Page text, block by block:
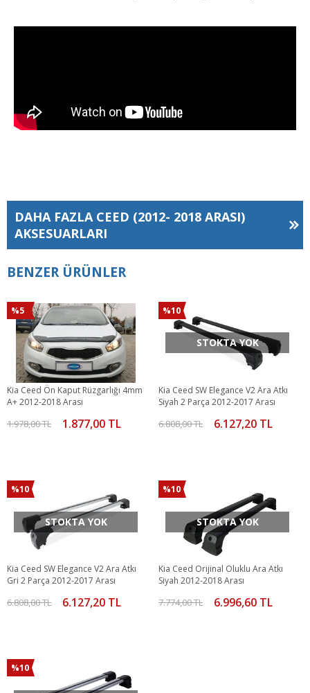
DAHA FAZLA CEED (2012- 2018 ARASI)
AKSESUARLARI
BENZER ÜRÜNLER
%5
Kia Ceed Ön Kaput Rüzgarlığı 4mm
A+ 2012-2018 Arası
1.978,00 TL 1.877,00 TL
%10
STOKTA YOK
Kia Ceed SW Elegance V2 Ara Atkı
Siyah 2 Parça 2012-2017 Arası
6.808,00 TL 6.127,20 TL
%10
STOKTA YOK
Kia Ceed SW Elegance V2 Ara Atkı
Gri 2 Parça 2012-2017 Arası
6.808,00 TL 6.127,20 TL
%10
STOKTA YOK
Kia Ceed Orijinal Oluklu Ara Atkı
Siyah 2012-2018 Arası
7.774,00 TL 6.996,60 TL
%10